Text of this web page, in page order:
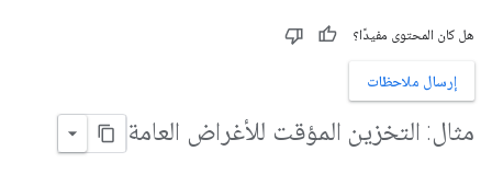
هل كان المحتوى مفيدًا؟
إرسال ملاحظات
مثال: التخزين المؤقت للأغراض العامة